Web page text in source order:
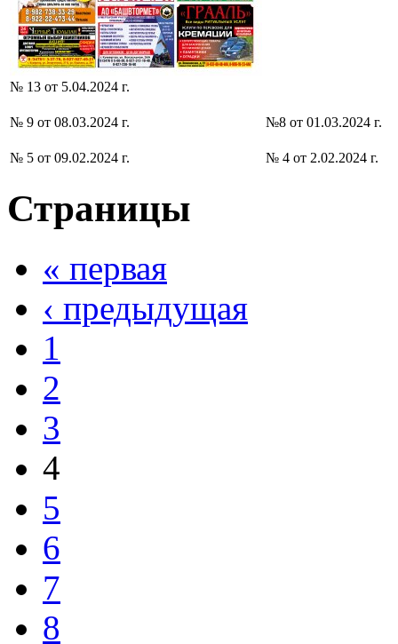
№ 13 от 5.04.2024 г.
№ 9 от 08.03.2024 г. №8 от 01.03.2024 г.
№ 5 от 09.02.2024 г. № 4 от 2.02.2024 г.
Страницы
« первая
‹ предыдущая
1
2
3
4
5
6
7
8